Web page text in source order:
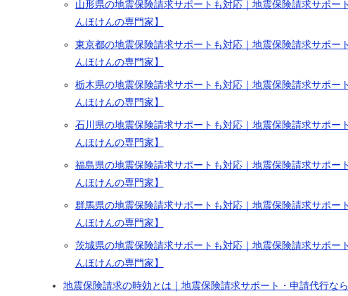
山形県の地震保険請求サポートも対応｜地震保険請求サポー
んほけんの専門家】
東京都の地震保険請求サポートも対応｜地震保険請求サポー
んほけんの専門家】
栃木県の地震保険請求サポートも対応｜地震保険請求サポー
んほけんの専門家】
石川県の地震保険請求サポートも対応｜地震保険請求サポー
んほけんの専門家】
福島県の地震保険請求サポートも対応｜地震保険請求サポー
んほけんの専門家】
群馬県の地震保険請求サポートも対応｜地震保険請求サポー
んほけんの専門家】
茨城県の地震保険請求サポートも対応｜地震保険請求サポー
んほけんの専門家】
地震保険請求の時効とは｜地震保険請求サポート・申請代行な